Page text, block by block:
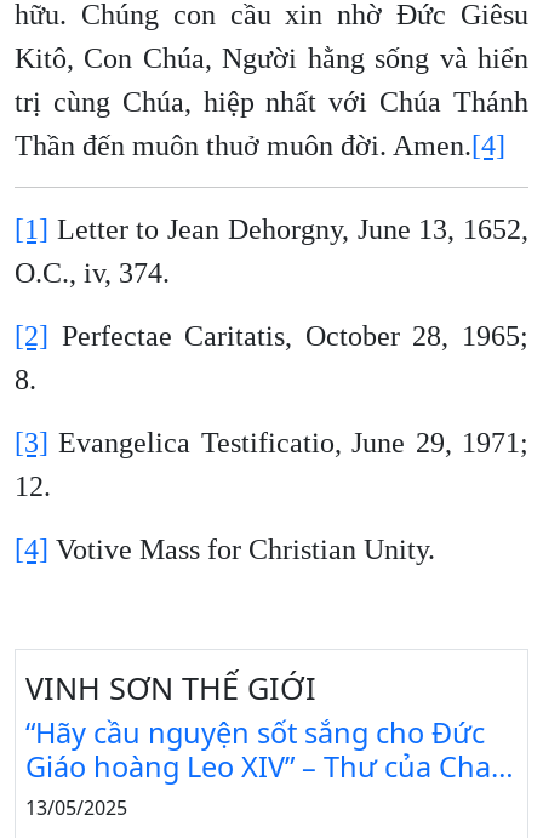
hữu. Chúng con cầu xin nhờ Đức Giêsu
Kitô, Con Chúa, Người hằng sống và hiển
trị cùng Chúa, hiệp nhất với Chúa Thánh
Thần đến muôn thuở muôn đời. Amen.[4]
[1] Letter to Jean Dehorgny, June 13, 1652,
O.C., iv, 374.
[2] Perfectae Caritatis, October 28, 1965;
8.
[3] Evangelica Testificatio, June 29, 1971;
12.
[4] Votive Mass for Christian Unity.
VINH SƠN THẾ GIỚI
“Hãy cầu nguyện sốt sắng cho Đức
Giáo hoàng Leo XIV” – Thư của Cha…
13/05/2025